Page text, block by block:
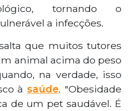
tornando o
a infecções.
que muitos tutores
animal acima do peso
na verdade, isso
àsaúde. "Obesidade
de um pet saudável. É